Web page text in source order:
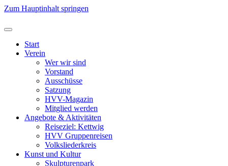
Zum Hauptinhalt springen
Start
Verein
Wer wir sind
Vorstand
Ausschüsse
Satzung
HVV-Magazin
Mitglied werden
Angebote & Aktivitäten
Reiseziel: Kettwig
HVV Gruppenreisen
Volksliederkreis
Kunst und Kultur
Skulpturenpark